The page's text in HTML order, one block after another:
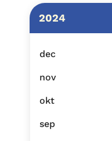
2024
dec
nov
okt
sep